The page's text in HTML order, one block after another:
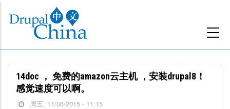
主
要
14doc ， 免费的amazon云主机 ，安装drupal8！
感觉速度可以啊。
周五, 11/06/2015 - 11:15